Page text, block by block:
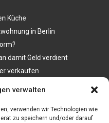
verwalten
verwenden wir Technologien wie
zu speichern und/oder darauf
Küche
in Berlin
damit Geld verdient
verkaufen
zu den aktuellen Trends?